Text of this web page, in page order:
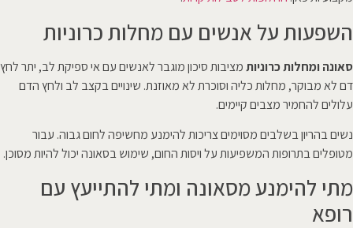
השפעות על אנשים עם מחלות כרוניות
סאונה ומחלות כרוניותמציבות סיכון מוגבר לאנשים עם אי ספיקת לב, יתר לחץ
דם לא מבוקר, מחלות כליה וסוכרת לא מאוזנת. שינויים בקצב לב ולחץ הדם
עלולים להחמיר מצבים קיימים.
נשים בהריון בשלבים מסוימים צריכות להימנע מחשיפה לחום גבוה. עבור
מטופלים בתרופות המשפיעות על ויסות החום, שימוש בסאונה יכול להיות מסוכן.
מתי להימנע מסאונה ומתי להתייעץ עם
רופא